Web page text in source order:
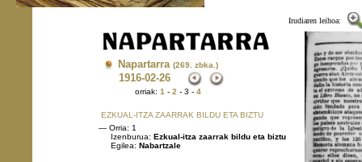
Irudiaren leihoa:
Napartarra (269. zbka.)
1916-02-26
orriak: 1 - 2 - 3 - 4
EZKUAL-ITZA ZAARRAK BILDU ETA BIZTU
— Orria: 1
Izenburua: Ezkual-itza zaarrak bildu eta biztu
Egilea: Nabartzale